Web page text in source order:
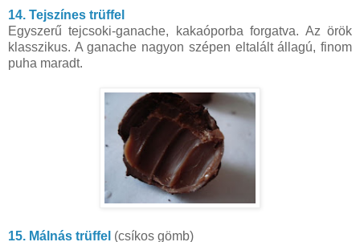
14. Tejszínes trüffel
Egyszerű tejcsoki-ganache, kakaóporba forgatva. Az örök
klasszikus. A ganache nagyon szépen eltalált állagú, finom
puha maradt.
15. Málnás trüffel (csíkos gömb)